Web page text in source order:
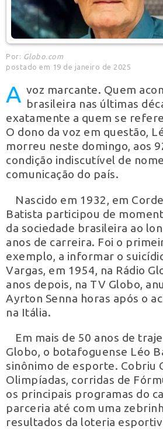
Por: Globo.com
postado em 19 de janeiro de 2025
A voz marcante. Quem
brasileira nas últimas
exatamente a quem se
O dono da voz em questão,
morreu neste domingo, aos
condição indiscutível de
comunicação do país.
Nascido em 1932, em
Batista participou de
da sociedade brasileira ao
anos de carreira. Foi o
exemplo, a informar o
Vargas, em 1954, na Rádio
anos depois, na TV Globo,
Ayrton Senna horas após o
na Itália.
Em mais de 50 anos de
Globo, o botafoguense Léo
sinônimo de esporte. Cobriu
Olimpíadas, corridas de
os principais programas do
parceria até com uma
resultados da loteria